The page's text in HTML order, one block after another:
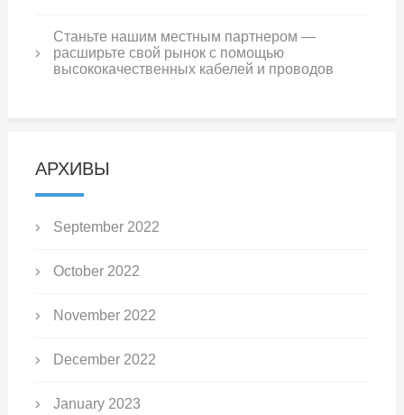
Станьте нашим местным партнером —
расширьте свой рынок с помощью
высококачественных кабелей и проводов
АРХИВЫ
September 2022
October 2022
November 2022
December 2022
January 2023